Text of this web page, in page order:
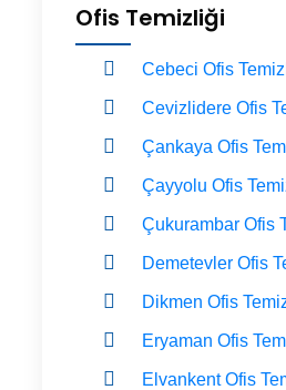
Ofis Temizliği
Cebeci Ofis
Cevizlidere Ofis
Çankaya Ofis
Çayyolu Ofis
Çukurambar Ofis
Demetevler Ofis
Dikmen Ofis
Eryaman Ofis
Elvankent Ofis